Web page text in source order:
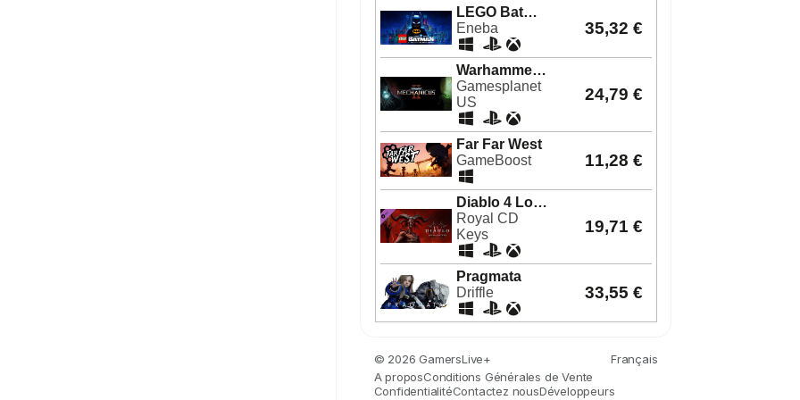
© 2026 GamersLive+
Français
A proposConditions Générales de Vente
ConfidentialitéContactez nousDéveloppeurs